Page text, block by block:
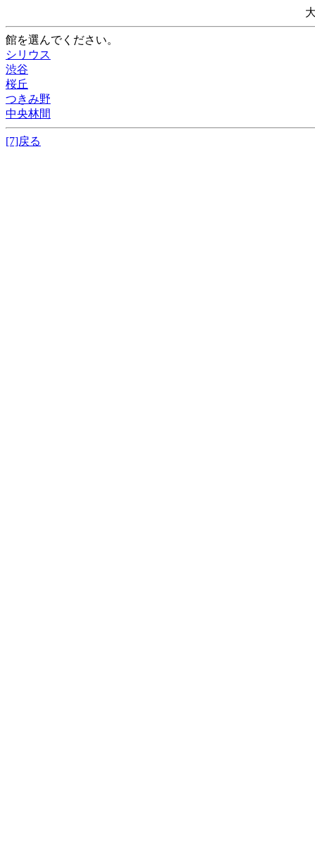
館を選んでください。
シリウス
渋谷
桜丘
つきみ野
中央林間
[7]戻る